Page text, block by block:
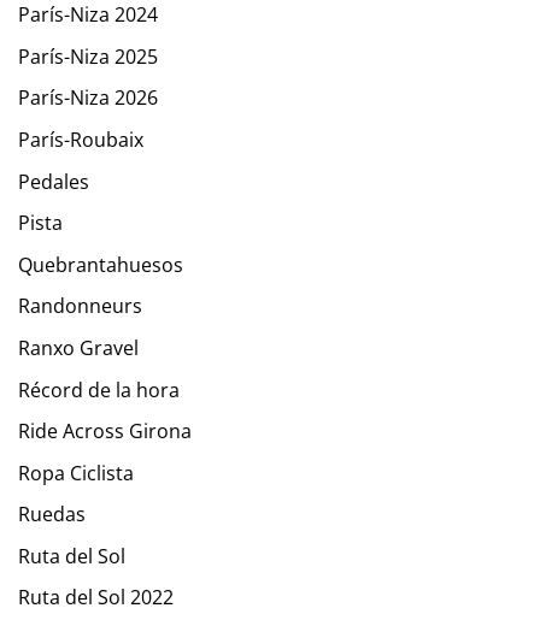
París-Niza 2024
París-Niza 2025
París-Niza 2026
París-Roubaix
Pedales
Pista
Quebrantahuesos
Randonneurs
Ranxo Gravel
Récord de la hora
Ride Across Girona
Ropa Ciclista
Ruedas
Ruta del Sol
Ruta del Sol 2022